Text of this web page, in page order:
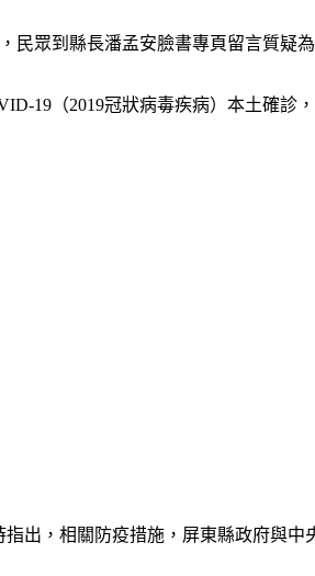
民眾到縣長潘孟安臉書專頁留言質
19（2019冠狀病毒疾病）本土確
出，相關防疫措施，屏東縣政府與